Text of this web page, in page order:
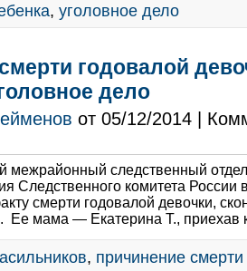
, уголовное дело
годовалой
дело
от 05/12/2014 |
межрайонный следственный
Следственного комитета России
смерти годовалой девочки,
Ее мама — Екатерина Т., приехав
, причинение